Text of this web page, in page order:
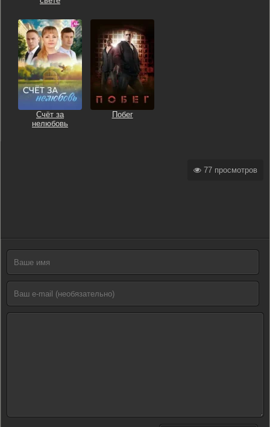
Счёт за
нелюбовь
Побег
77 просмотров